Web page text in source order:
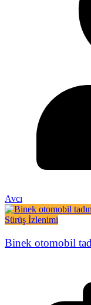
Avcı
Sürüş İzlenimi
Binek otomobil